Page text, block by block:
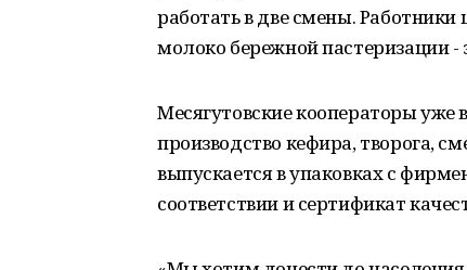
работать в две смены.
молоко бережной пастеризации -
Месягутовские кооператоры
производство кефира, творога,
выпускается в упаковках с
соответствии и сертификат